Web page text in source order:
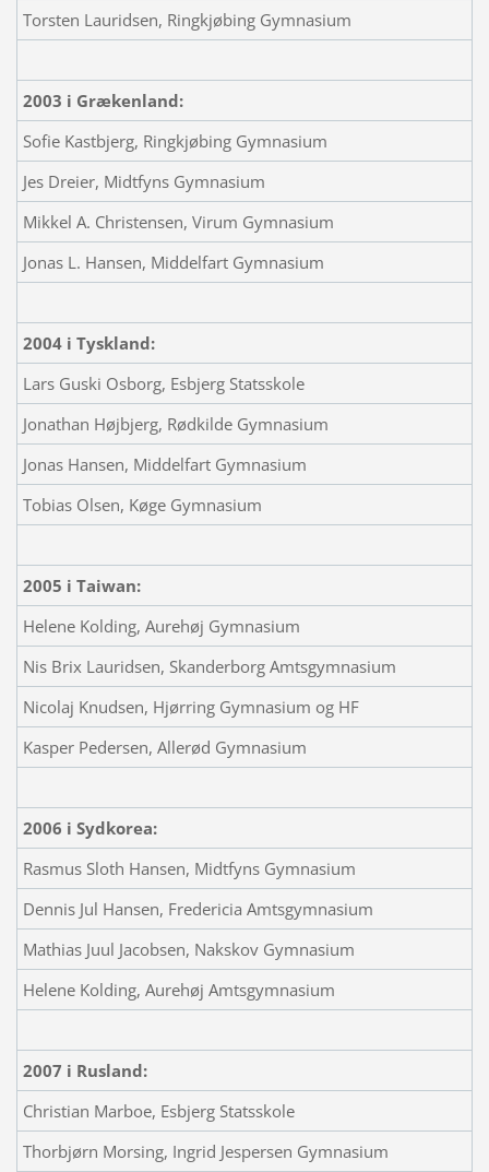
Torsten Lauridsen, Ringkjøbing Gymnasium
2003 i Grækenland:
Sofie Kastbjerg, Ringkjøbing Gymnasium
Jes Dreier, Midtfyns Gymnasium
Mikkel A. Christensen, Virum Gymnasium
Jonas L. Hansen, Middelfart Gymnasium
2004 i Tyskland:
Lars Guski Osborg, Esbjerg Statsskole
Jonathan Højbjerg, Rødkilde Gymnasium
Jonas Hansen, Middelfart Gymnasium
Tobias Olsen, Køge Gymnasium
2005 i Taiwan:
Helene Kolding, Aurehøj Gymnasium
Nis Brix Lauridsen, Skanderborg Amtsgymnasium
Nicolaj Knudsen, Hjørring Gymnasium og HF
Kasper Pedersen, Allerød Gymnasium
2006 i Sydkorea:
Rasmus Sloth Hansen, Midtfyns Gymnasium
Dennis Jul Hansen, Fredericia Amtsgymnasium
Mathias Juul Jacobsen, Nakskov Gymnasium
Helene Kolding, Aurehøj Amtsgymnasium
2007 i Rusland:
Christian Marboe, Esbjerg Statsskole
Thorbjørn Morsing, Ingrid Jespersen Gymnasium